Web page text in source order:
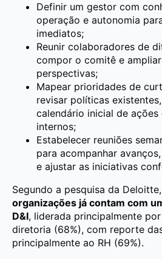
Definir um gestor com
operação e autonomia
imediatos;
Reunir colaboradores de
compor o comitê e
perspectivas;
Mapear prioridades de
revisar políticas
calendário inicial de
internos;
Estabelecer reuniões
para acompanhar
e ajustar as iniciativas
Segundo a pesquisa da Deloitte,
organizações já contam com
D&I, liderada principalmente
diretoria (68%), com reporte
principalmente ao RH (69%).